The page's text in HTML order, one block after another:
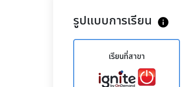
รูปแบบการเรียน info
เรียนที่สาขา